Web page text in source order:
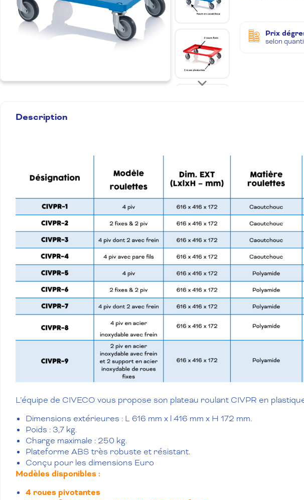
Prix
selon
Description
L’équipe de CIVECO vous propose son plateau roulant CIVPR en
Dimensions extérieures : L 616 mm x l 416 mm x H 172 mm.
Poids : 3,7 kg.
Charge maximale : 250 kg.
Plateforme ABS très robuste et résistant.
Conçu pour les dimensions Euro
Modèles disponibles :
4 roues pivotantes